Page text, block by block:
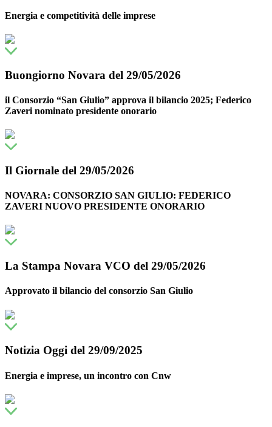
Energia e competitività delle imprese
Buongiorno Novara del 29/05/2026
il Consorzio “San Giulio” approva il bilancio 2025; Federico
Zaveri nominato presidente onorario
Il Giornale del 29/05/2026
NOVARA: CONSORZIO SAN GIULIO: FEDERICO
ZAVERI NUOVO PRESIDENTE ONORARIO
La Stampa Novara VCO del 29/05/2026
Approvato il bilancio del consorzio San Giulio
Notizia Oggi del 29/09/2025
Energia e imprese, un incontro con Cnw